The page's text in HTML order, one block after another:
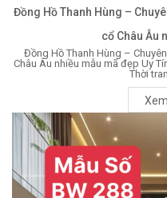
Đồng Hồ Thanh Hùng –
cổ Châu Âu
Đồng Hồ Thanh Hùng –
Châu Âu nhiều mẫu mã đẹp Uy
Thời